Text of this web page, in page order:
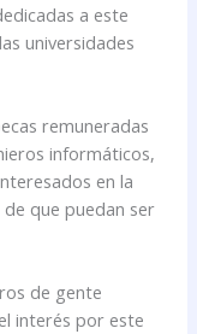
a este
universidades
remuneradas
informáticos,
en la
que puedan ser
de gente
interés por este